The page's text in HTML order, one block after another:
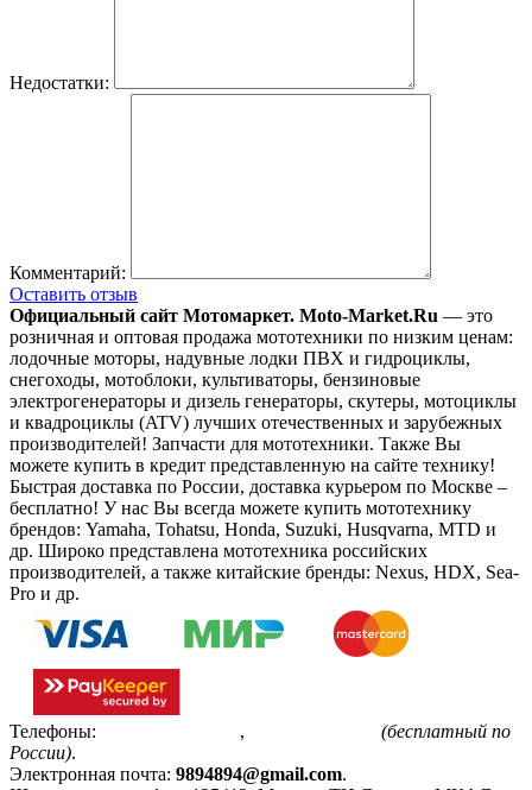
Недостатки:
Комментарий:
Оставить отзыв
Официальный сайт Мотомаркет. Moto-Market.Ru — это
розничная и оптовая продажа мототехники по низким ценам:
лодочные моторы, надувные лодки ПВХ и гидроциклы,
снегоходы, мотоблоки, культиваторы, бензиновые
электрогенераторы и дизель генераторы, скутеры, мотоциклы
и квадроциклы (ATV) лучших отечественных и зарубежных
производителей! Запчасти для мототехники. Также Вы
можете купить в кредит представленную на сайте технику!
Быстрая доставка по России, доставка курьером по Москве –
бесплатно! У нас Вы всегда можете купить мототехнику
брендов: Yamaha, Tohatsu, Honda, Suzuki, Husqvarna, MTD и
др. Широко представлена мототехника российских
производителей, а также китайские бренды: Nexus, HDX, Sea-
Pro и др.
Телефоны: ,
(бесплатный по
России).
Электронная почта: 9894894@gmail.com.